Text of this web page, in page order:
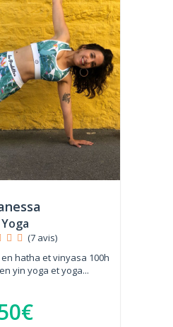
Yoga
(7 avis)
hatha et vinyasa 100h
yin yoga et yoga...